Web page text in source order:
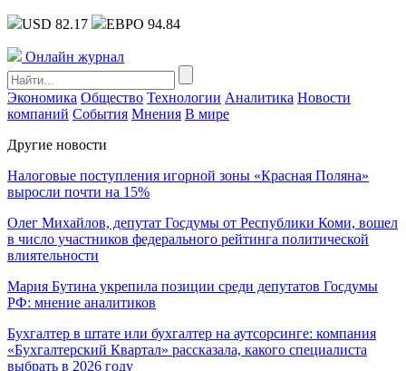
USD 82.17 ЕВРО 94.84
Онлайн журнал
Экономика Общество Технологии Аналитика Новости
компаний События Мнения В мире
Другие новости
Налоговые поступления игорной зоны «Красная Поляна»
выросли почти на 15%
Олег Михайлов, депутат Госдумы от Республики Коми, вошел
в число участников федерального рейтинга политической
влиятельности
Мария Бутина укрепила позиции среди депутатов Госдумы
РФ: мнение аналитиков
Бухгалтер в штате или бухгалтер на аутсорсинге: компания
«Бухгалтерский Квартал» рассказала, какого специалиста
выбрать в 2026 году